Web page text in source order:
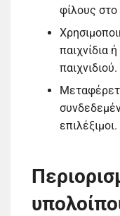
φίλους
παιχνίδια
παιχνιδιού.
επιλέξιμοι.